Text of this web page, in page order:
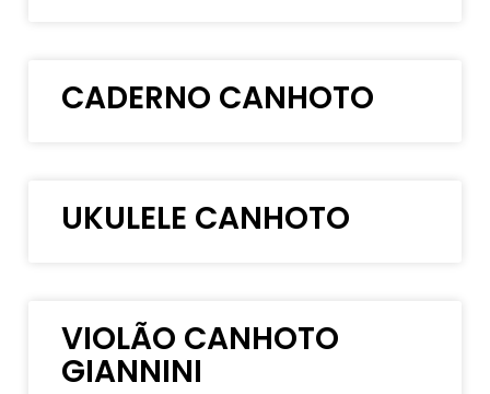
CADERNO CANHOTO
UKULELE CANHOTO
VIOLÃO CANHOTO
GIANNINI